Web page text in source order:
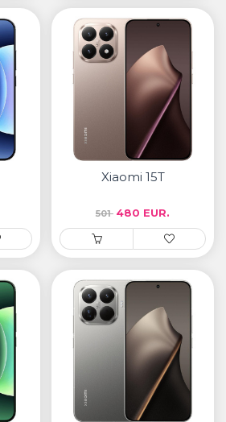
Xiaomi 15T
501 480 EUR.